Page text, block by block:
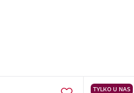
TYLKO U NAS